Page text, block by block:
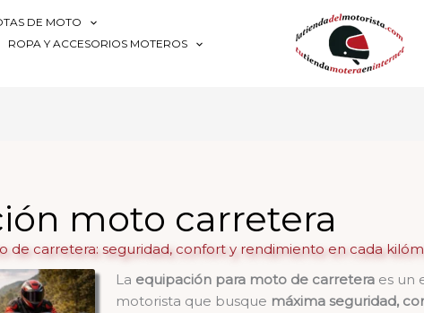
DE MOTO
ROPA Y ACCESORIOS MOTEROS
moto carretera
de carretera: seguridad, confort y rendimiento en cada
La equipación para moto de carreteraes un
motorista que busque máxima seguridad,